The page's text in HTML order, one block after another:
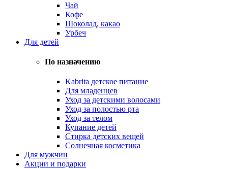
Чай
Кофе
Шоколад, какао
Урбеч
Для детей
По назначению
Kabrita детское питание
Для младенцев
Уход за детскими волосами
Уход за полостью рта
Уход за телом
Купание детей
Стирка детских вещей
Солнечная косметика
Для мужчин
Акции и подарки